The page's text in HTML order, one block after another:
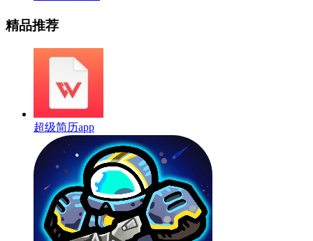
精品推荐
超级简历app